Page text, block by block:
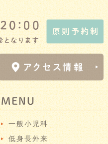
MENU
一般小児科
低身長外来